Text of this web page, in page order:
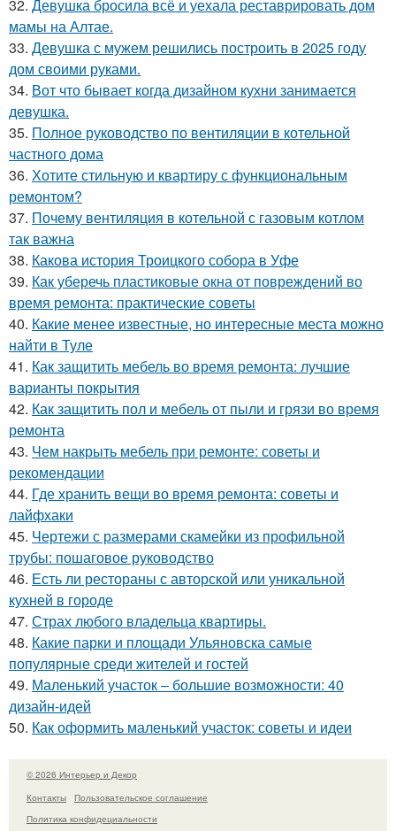
32. Девушка бросила всё и уехала реставрировать дом
мамы на Алтае.
33. Девушка с мужем решились построить в 2025 году
дом своими руками.
34. Вот что бывает когда дизайном кухни занимается
девушка.
35. Полное руководство по вентиляции в котельной
частного дома
36. Хотите стильную и квартиру с функциональным
ремонтом?
37. Почему вентиляция в котельной с газовым котлом
так важна
38. Какова история Троицкого собора в Уфе
39. Как уберечь пластиковые окна от повреждений во
время ремонта: практические советы
40. Какие менее известные, но интересные места можно
найти в Туле
41. Как защитить мебель во время ремонта: лучшие
варианты покрытия
42. Как защитить пол и мебель от пыли и грязи во время
ремонта
43. Чем накрыть мебель при ремонте: советы и
рекомендации
44. Где хранить вещи во время ремонта: советы и
лайфхаки
45. Чертежи с размерами скамейки из профильной
трубы: пошаговое руководство
46. Есть ли рестораны с авторской или уникальной
кухней в городе
47. Страх любого владельца квартиры.
48. Какие парки и площади Ульяновска самые
популярные среди жителей и гостей
49. Маленький участок – большие возможности: 40
дизайн-идей
50. Как оформить маленький участок: советы и идеи
© 2026 Интерьер и Декор
Контакты
Пользовательское соглашение
Политика конфидециальности